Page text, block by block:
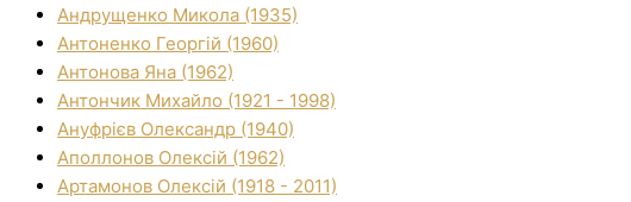
Андрущенко Микола (1935)
Антоненко Георгій (1960)
Антонова Яна (1962)
Антончик Михайло (1921 - 1998)
Ануфрієв Олександр (1940)
Аполлонов Олексій (1962)
Артамонов Олексій (1918 - 2011)